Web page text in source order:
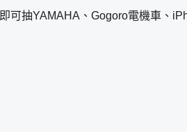
可抽YAMAHA、Gogoro電機車、